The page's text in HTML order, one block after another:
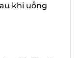
của
lại